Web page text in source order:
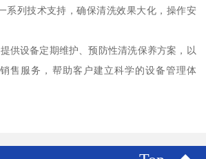
系列技术支持，确保清洗效果大化，操作安
供设备定期维护、预防性清洗保养方案，以
售服务，帮助客户建立科学的设备管理体